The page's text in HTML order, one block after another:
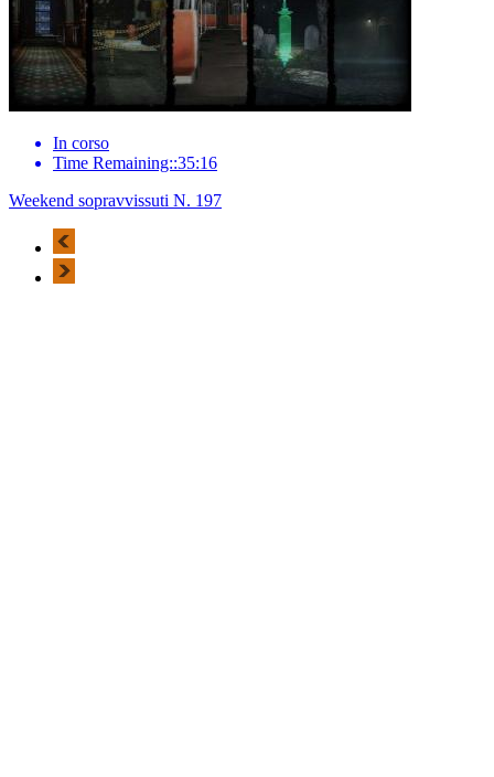
In corso
Time Remaining::35:16
Weekend sopravvissuti N. 197